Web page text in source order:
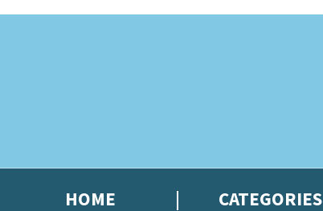
HOME CATEGORIES